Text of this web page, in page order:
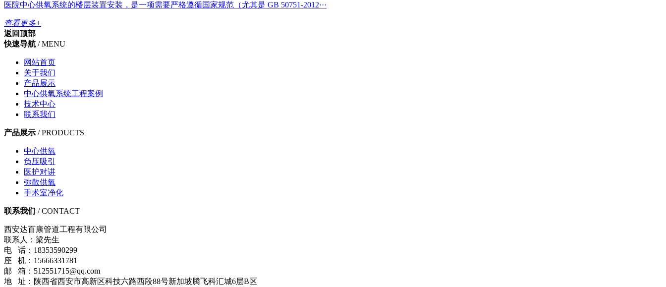
医院中心供氧系统的楼层装置安装，是一项需要严格遵循国家规范（尤其是 GB 50751-2012···
查看更多+
返回顶部
快速导航 / MENU
网站首页
关于我们
产品展示
中心供氧系统工程案例
技术中心
联系我们
产品展示 / PRODUCTS
中心供氧
负压吸引
医护对讲
弥散供氧
手术室净化
联系我们 / CONTACT
西安达百康管道工程有限公司
联系人：梁先生
电 话：18353590299
座 机：15666331781
邮 箱：512551715@qq.com
地 址：陕西省西安市高新区科技六路西段88号新加坡腾飞科汇城6层B区